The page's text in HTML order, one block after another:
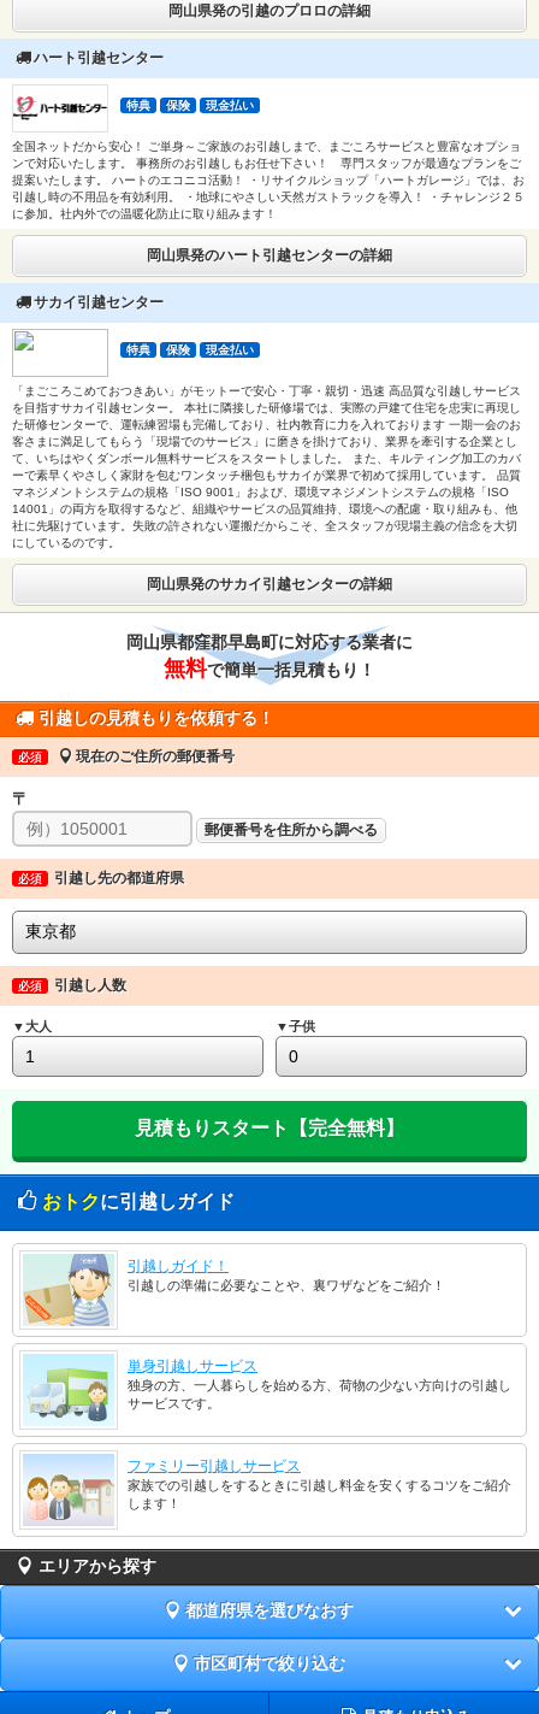
岡山県発の引越のプロロの詳細
ハート引越センター
特典 保険 現金払い
全国ネットだから安心！ ご単身～ご家族のお引越しまで、まごころサービスと豊富なオプショ
ンで対応いたします。 事務所のお引越しもお任せ下さい！ 専門スタッフが最適なプランをご
提案いたします。 ハートのエコニコ活動！ ・リサイクルショップ「ハートガレージ」では、お
引越し時の不用品を有効利用。 ・地球にやさしい天然ガストラックを導入！ ・チャレンジ２５
に参加。社内外での温暖化防止に取り組みます！
岡山県発のハート引越センターの詳細
サカイ引越センター
特典 保険 現金払い
「まごころこめておつきあい」がモットーで安心・丁寧・親切・迅速 高品質な引越しサービス
を目指すサカイ引越センター。 本社に隣接した研修場では、実際の戸建て住宅を忠実に再現し
た研修センターで、運転練習場も完備しており、社内教育に力を入れております 一期一会のお
客さまに満足してもらう「現場でのサービス」に磨きを掛けており、業界を牽引する企業とし
て、いちはやくダンボール無料サービスをスタートしました。 また、キルティング加工のカバ
ーで素早くやさしく家財を包むワンタッチ梱包もサカイが業界で初めて採用しています。 品質
マネジメントシステムの規格「ISO 9001」および、環境マネジメントシステムの規格「ISO
14001」の両方を取得するなど、組織やサービスの品質維持、環境への配慮・取り組みも、他
社に先駆けています。失敗の許されない運搬だからこそ、全スタッフが現場主義の信念を大切
にしているのです。
岡山県発のサカイ引越センターの詳細
岡山県都窪郡早島町に対応する業者に
無料で簡単一括見積もり！
引越しの見積もりを依頼する！
必須 現在のご住所の郵便番号
〒
郵便番号を住所から調べる
必須 引越し先の都道府県
必須 引越し人数
▼大人 ▼子供
おトクに引越しガイド
引越しガイド！
引越しの準備に必要なことや、裏ワザなどをご紹介！
単身引越しサービス
独身の方、一人暮らしを始める方、荷物の少ない方向けの引越し
サービスです。
ファミリー引越しサービス
家族での引越しをするときに引越し料金を安くするコツをご紹介
します！
エリアから探す
都道府県を選びなおす
市区町村で絞り込む